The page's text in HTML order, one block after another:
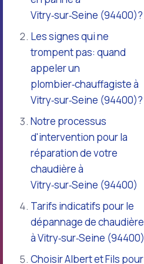
Vitry‑sur‑Seine (94400)?
Les signes qui ne
trompent pas: quand
appeler un
plombier‑chauffagiste à
Vitry‑sur‑Seine (94400)?
Notre processus
d'intervention pour la
réparation de votre
chaudière à
Vitry‑sur‑Seine (94400)
Tarifs indicatifs pour le
dépannage de chaudière
à Vitry‑sur‑Seine (94400)
Choisir Albert et Fils pour